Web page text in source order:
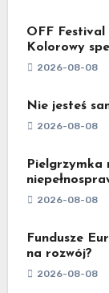
OFF
Kolorowy
2026-08-08
Nie jesteś
2026-08-08
Pielgrzymka
2026-08-08
Fundusze
na rozwój?
2026-08-08